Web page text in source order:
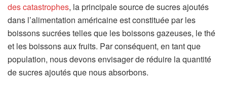
des catastrophes(
s
’
o
u
v
, la principale source de sucres ajoutés
dans l’alimentation américaine est constituée par les
boissons sucrées telles que les boissons gazeuses, le thé
et les boissons aux fruits. Par conséquent, en tant que
population, nous devons envisager de réduire la quantité
de sucres ajoutés que nous absorbons.